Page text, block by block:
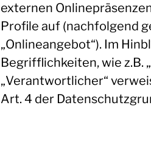
externen
Profile auf (nachfolgend
„Onlineangebot“). Im
Begrifflichkeiten, wie z.B.
„Verantwortlicher“
Art. 4 der